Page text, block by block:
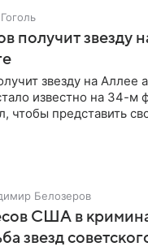
получит звезду
звезду на Аллее
известно на 34-м
чтобы представить
Белозеров
США в
звезд